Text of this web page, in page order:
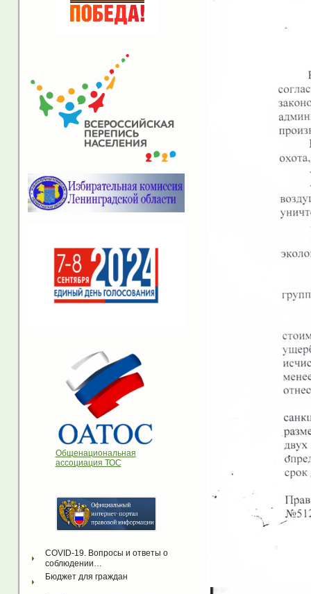
Общенациональная
ассоциация ТОС
COVID-19. Вопросы и ответы о
соблюдении…
Бюджет для граждан